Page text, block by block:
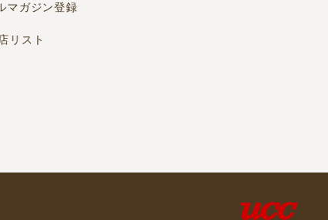
マガジン登録
リスト